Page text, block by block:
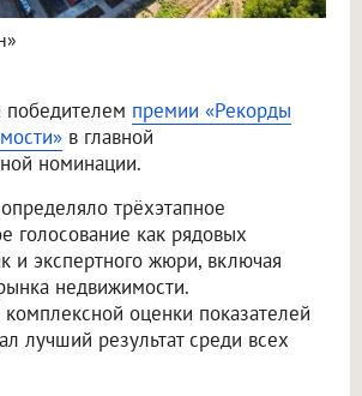
победителем премии «Рекорды
в главной
номинации.
трёхэтапное
голосование как рядовых
и экспертного жюри, включая
недвижимости.
комплексной оценки показателей
лучший результат среди всех